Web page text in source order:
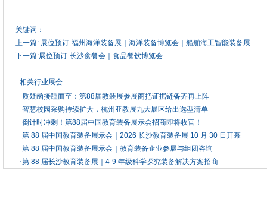
关键词：
上一篇: 展位预订-福州海洋装备展｜海洋装备博览会｜船舶海工智能装备展
下一篇:展位预订-长沙食餐会｜食品餐饮博览会
相关行业展会
·质疑函接踵而至：第88届教装展参展商把证据链备齐再上阵
·智慧校园采购持续扩大，杭州亚教展九大展区给出选型清单
·倒计时冲刺！第88届中国教育装备展示会招商即将收官！
·第 88 届中国教育装备展示会｜2026 长沙教育装备展 10 月 30 日开幕
·第 88 届中国教育装备展示会｜教育装备企业参展与组团咨询
·第 88 届长沙教育装备展｜4-9 年级科学探究装备解决方案招商